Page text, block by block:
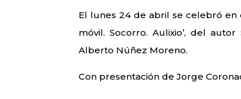
El lunes 24 de abril se celebró en
móvil. Socorro. Aulixio’, del
Alberto Núñez Moreno.
Con presentación de Jorge